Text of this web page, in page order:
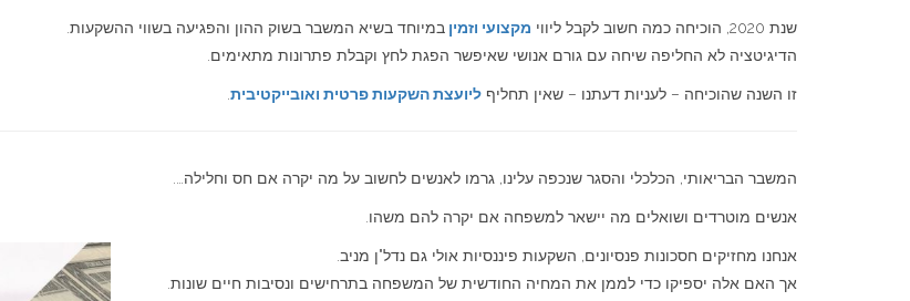
שנת 2020, הוכיחה כמה חשוב לקבל ליווי מקצועי וזמין במיוחד בשיא המשבר בשוק ההון והפגיעה בשווי ההשקעות.
הדיגיטציה לא החליפה שיחה עם גורם אנושי שאיפשר הפגת לחץ וקבלת פתרונות מתאימים.
זו השנה שהוכיחה – לעניות דעתנו – שאין תחליף ליועצת השקעות פרטית ואובייקטיבית
המשבר הבריאותי, הכלכלי והסגר שנכפה עלינו, גרמו לאנשים לחשוב על מה יקרה אם חס וחלילה….
אנשים מוטרדים ושואלים מה יישאר למשפחה אם יקרה להם משהו.
אנחנו מחזיקים חסכונות פנסיונים, השקעות פיננסיות אולי גם נדל"ן מניב.
אך האם אלה יספיקו כדי לממן את המחיה החודשית של המשפחה בתרחישים ונסיבות חיים שונות.